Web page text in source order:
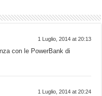
1 Luglio, 2014 at 20:13
con le PowerBank di
1 Luglio, 2014 at 20:24